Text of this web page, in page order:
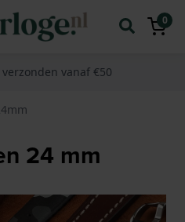
0
vanaf €50
24 mm